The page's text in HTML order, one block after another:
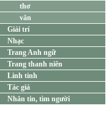
thơ
văn
Giải trí
Nhạc
Trang Anh ngữ
Trang thanh niên
Linh tinh
Tác giả
Nhắn tin, tìm người